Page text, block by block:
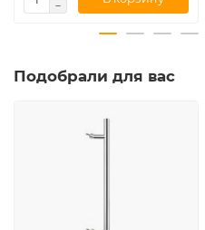
Подобрали для вас